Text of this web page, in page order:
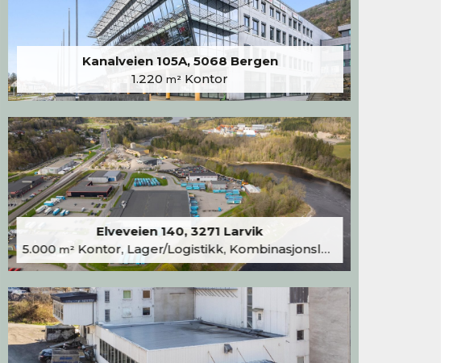
Kanalveien 105A, 5068 Bergen
1.220 m²Kontor
Elveveien 140, 3271 Larvik
5.000m²Kontor, Lager/Logistikk, Kombinasjonslokaler